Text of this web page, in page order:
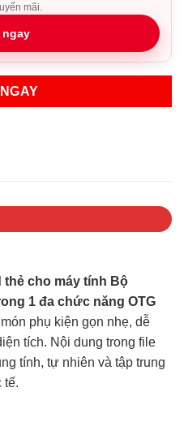
mãi.
ngay
thẻ cho máy tính Bộ
1 đa chức năng OTG
phụ kiện gọn nhẹ, dễ
tích. Nội dung trong file
tính, tự nhiên và tập trung
tế.